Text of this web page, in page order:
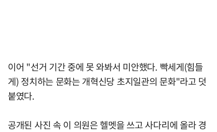
이어 "선거 기간 중에 못 와봐서 미안했다. 빡세게(힘들
게) 정치하는 문화는 개혁신당 초지일관의 문화"라고 덧
붙였다.
공개된 사진 속 이 의원은 헬멧을 쓰고 사다리에 올라 경